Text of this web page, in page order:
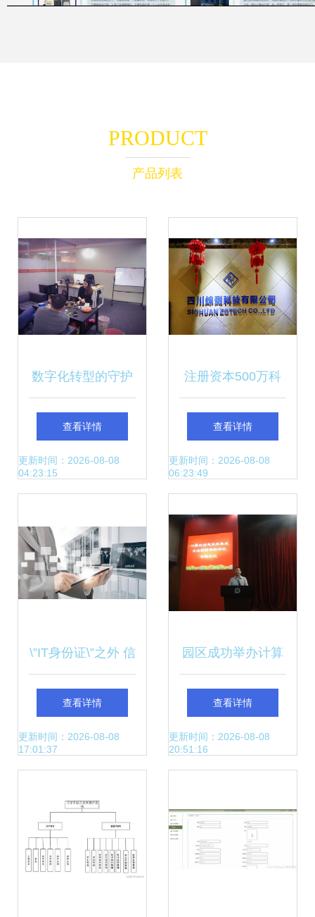
PRODUCT
产品列表
数字化转型的守护
者 计算机信息系统
集成服务的价值与
查看详情
更新时间：2026-08-08
04:23:15
注册资本500万科
技企业 以计算机软
件开发与系统集成
数字化未来
查看详情
更新时间：2026-08-08
06:23:49
\”IT身份证\”之外 信
息系统集成企业为
何群逐多元资质？
查看详情
更新时间：2026-08-08
17:01:37
园区成功举办计算
机信息系统集成企
业资质等级评定专
务能力提升与行业
高质量发展
查看详情
更新时间：2026-08-08
20:51:16